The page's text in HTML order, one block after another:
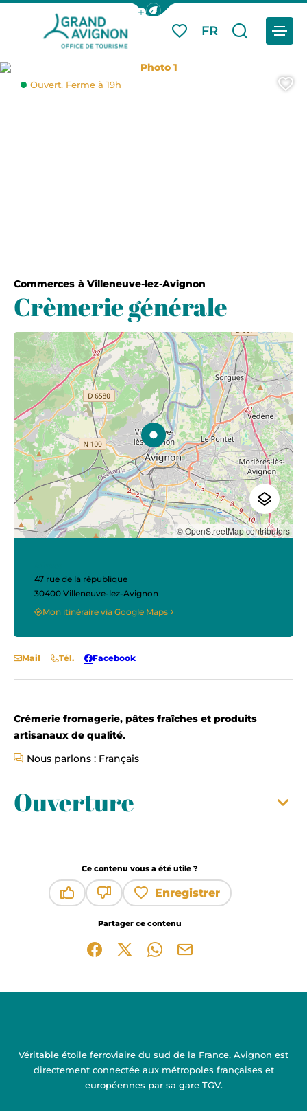
Afficher la barre de navigation du
Mes favoris
FR
Je
Menu
Commerces à Villeneuve-lez-Avignon
Crèmerie générale
Photo 1
Ouvert. Ferme à 19h
Crémerie fromagerie, pâtes fraîches et produits
artisanaux de qualité.
Nous parlons : Français
Ouverture
© OpenStreetMap contributors
47 rue de la république
30400 Villeneuve-lez-Avignon
Mon itinéraire via Google Maps
Mail Tél. Facebook
Ce contenu vous a été utile ?
Enregistrer
Partager ce contenu
Partager sur Facebook (nouvelle fenêtre)
Partager sur X / Twitter (nouvelle
Partager sur WhatsApp
Partager par mail
Véritable étoile ferroviaire du sud de la France, Avignon est
directement connectée aux métropoles françaises et
européennes par sa gare TGV.